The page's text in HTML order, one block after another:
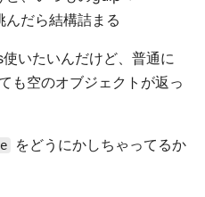
だら結構詰まる
いたいんだけど、普通に
も空のオブジェクトが返っ
をどうにかしちゃってるか